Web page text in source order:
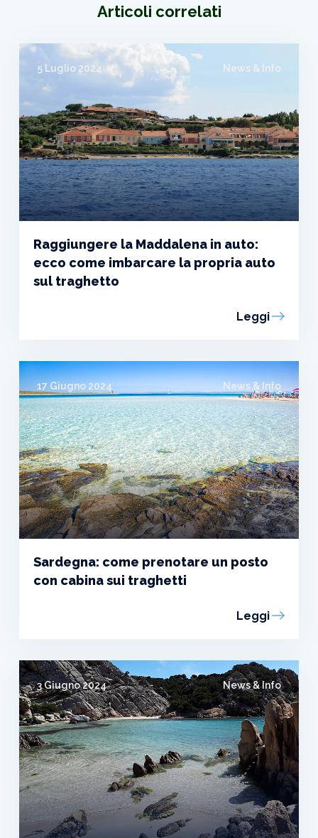
Articoli correlati
5 Luglio 2024 News & Info
Raggiungere la Maddalena in auto:
ecco come imbarcare la propria auto
sul traghetto
Leggi
17 Giugno 2024 News & Info
Sardegna: come prenotare un posto
con cabina sui traghetti
Leggi
3 Giugno 2024 News & Info